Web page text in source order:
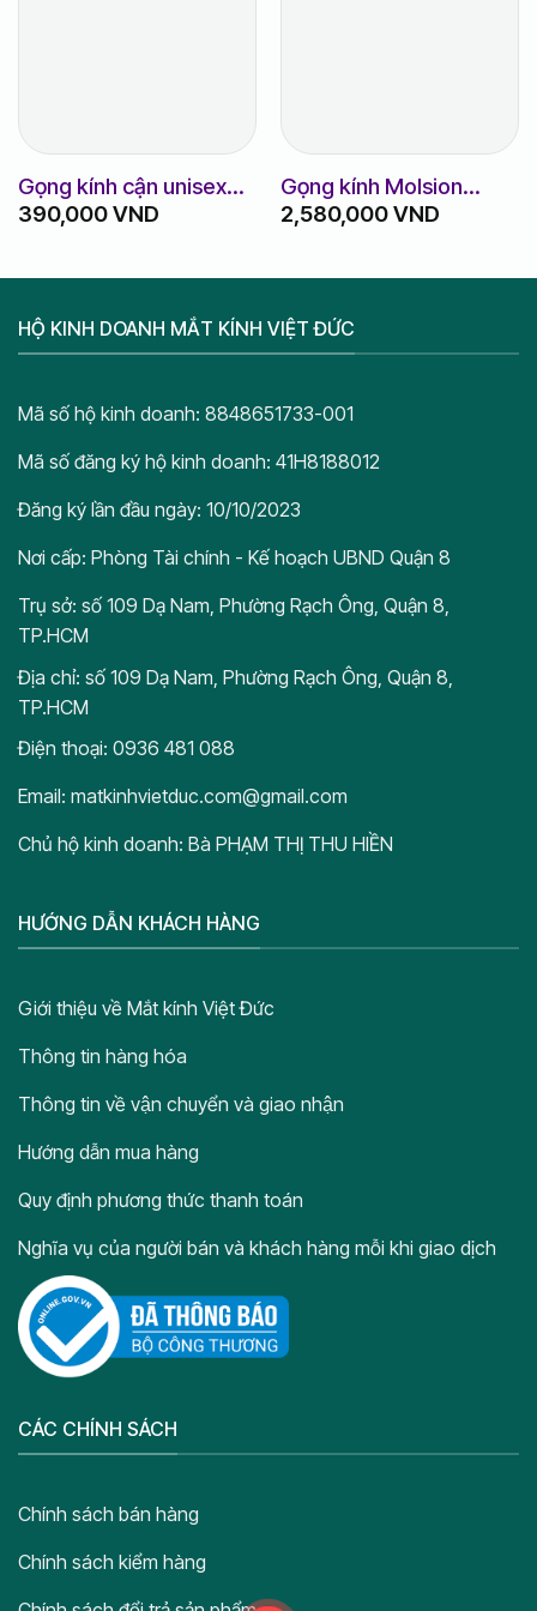
Gọng kính cận unisex
m8615
390,000VND
Gọng kính Molsion
MJ3071
2,580,000VND
HỘ KINH DOANH MẮT KÍNH VIỆT ĐỨC
Mã số hộ kinh doanh: 8848651733-001
Mã số đăng ký hộ kinh doanh: 41H8188012
Đăng ký lần đầu ngày: 10/10/2023
Nơi cấp: Phòng Tài chính - Kế hoạch UBND Quận 8
Trụ sở: số 109 Dạ Nam, Phường Rạch Ông, Quận 8,
TP.HCM
Địa chỉ: số 109 Dạ Nam, Phường Rạch Ông, Quận 8,
TP.HCM
Điện thoại: 0936 481 088
Email: matkinhvietduc.com@gmail.com
Chủ hộ kinh doanh: Bà PHẠM THỊ THU HIỀN
HƯỚNG DẪN KHÁCH HÀNG
Giới thiệu về Mắt kính Việt Đức
Thông tin hàng hóa
Thông tin về vận chuyển và giao nhận
Hướng dẫn mua hàng
Quy định phương thức thanh toán
Nghĩa vụ của người bán và khách hàng mỗi khi giao dịch
CÁC CHÍNH SÁCH
Chính sách bán hàng
Chính sách kiểm hàng